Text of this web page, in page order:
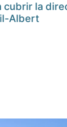
cubrir la
Albert